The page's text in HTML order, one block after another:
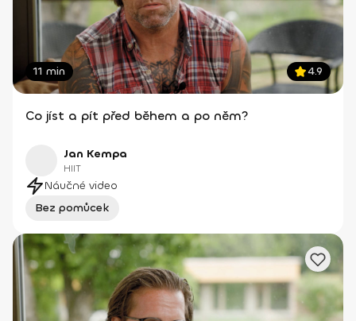
11 min 4.9
Co jíst a pít před během a po něm?
Jan Kempa
HIIT
Náučné video
Bez pomůcek